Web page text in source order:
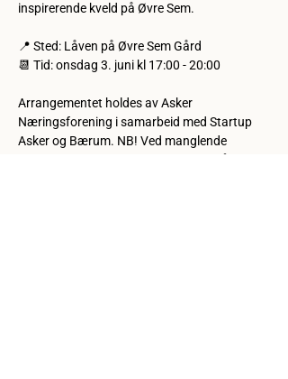
inspirerende kveld på Øvre Sem.
📍 Sted: Låven på Øvre Sem Gård
📆 Tid: onsdag 3. juni kl 17:00 - 20:00
Arrangementet holdes av Asker
Næringsforening i samarbeid med Startup
Asker og Bærum. NB! Ved manglende